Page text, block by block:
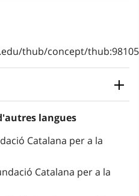
thub/concept/
langues
Catalana per a la
Catalana per a la